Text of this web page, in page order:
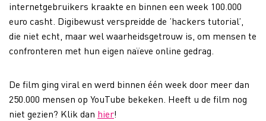
internetgebruikers kraakte en binnen een week 100.000
euro casht. Digibewust verspreidde de ’hackers tutorial’,
die niet echt, maar wel waarheidsgetrouw is, om mensen te
confronteren met hun eigen naïeve online gedrag.
De film ging viral en werd binnen één week door meer dan
250.000 mensen op YouTube bekeken. Heeft u de film nog
niet gezien? Klik dan hier!